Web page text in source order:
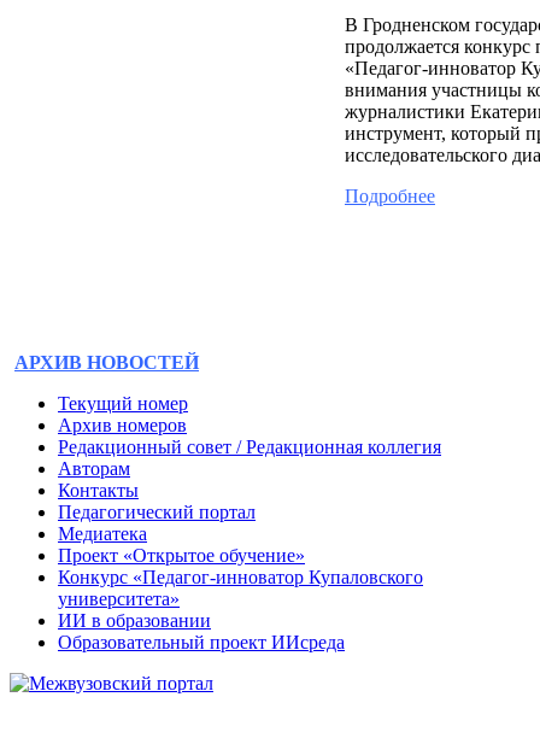
В Гродненском
продолжается конкурс
«Педагог‑инноватор
внимания участницы
журналистики
инструмент, который
исследовательского
Подробнее
АРХИВ НОВОСТЕЙ
Текущий номер
Архив номеров
Редакционный совет / Редакционная коллегия
Авторам
Контакты
Педагогический портал
Медиатека
Проект «Открытое обучение»
Конкурс «Педагог-инноватор Купаловского
университета»
ИИ в образовании
Образовательный проект ИИсреда